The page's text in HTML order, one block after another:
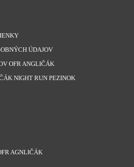
ÚDAJOV
OFR ANGLIČÁK
NIGHT RUN PEZINOK
AGNLIČÁK